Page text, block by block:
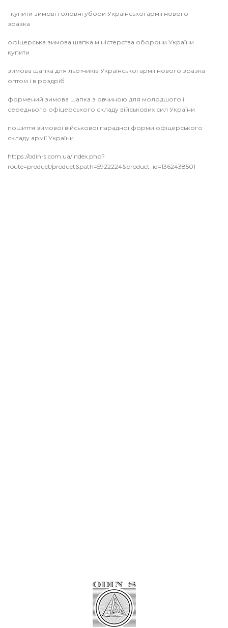
купити зимові головні убори Української армії нового
зразка
офіцерська зимова шапка міністерства оборони України
купити
зимова шапка для льотчиків Української армії нового зразка
оптом і в роздріб
формений зимова шапка з овчиною для молодшого і
середнього офіцерського складу військових сил України
пошиття зимової військової парадної форми офіцерського
складу армії України
https://odin-s.com.ua/index.php?
route=product/product&path=5922224&product_id=1362438501